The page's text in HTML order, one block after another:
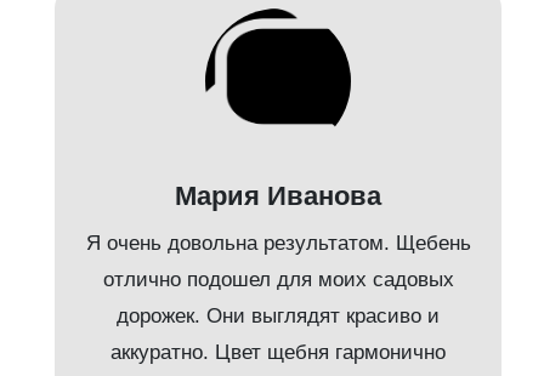
Мария Иванова
Я очень довольна результатом. Щебень
отлично подошел для моих садовых
дорожек. Они выглядят красиво и
аккуратно. Цвет щебня гармонично